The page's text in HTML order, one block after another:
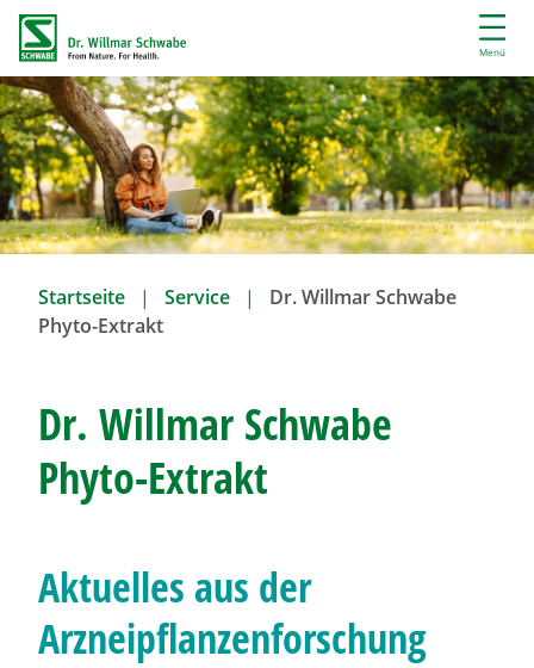
r
e
k
t
z
u
m
Menü
Startseite Service
Dr. Willmar Schwabe
Phyto-Extrakt
Dr. Willmar Schwabe
Phyto-Extrakt
Aktuelles aus der
Arzneipflanzenforschung